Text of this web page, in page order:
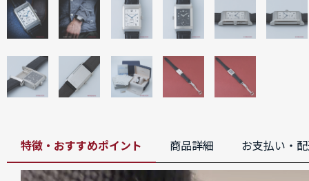
特徴・おすすめポイント 商品詳細 お支払い・